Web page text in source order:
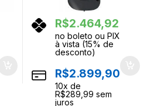
R$2.464,92
no boleto ou PIX
à vista (15% de
desconto)
R$2.899,90
10x de
R$289,99 sem
juros